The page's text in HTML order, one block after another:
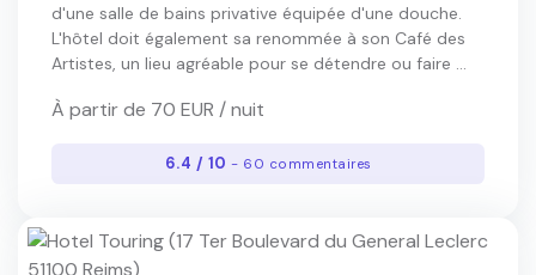
d'une salle de bains privative équipée d'une douche.
L'hôtel doit également sa renommée à son Café des
Artistes, un lieu agréable pour se détendre ou faire ...
À partir de 70 EUR / nuit
6.4 / 10 - 60 commentaires